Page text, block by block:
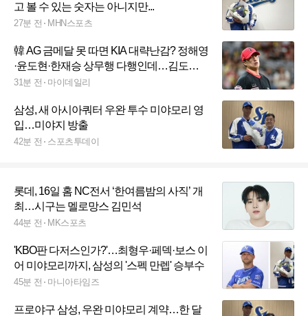
고 볼 수 있는 숫자는 아니지만...
27분 전 MHN스포츠
韓 AG 금메달 못 따면 KIA 대략난감? 정해영
·윤도현·한재승 상무행 다행인데…김도영
부터 미필자 수두룩
31분 전 마이데일리
삼성, 새 아시아쿼터 우완 투수 미야모리 영
입…미야지 방출
42분 전 스포츠투데이
롯데, 16일 홈 NC전서 ‘한여름밤의 사직’ 개
최…시구는 멜로망스 김민석
44분 전 MK스포츠
'KBO판 다저스인가?'…최형우·페덱·보스 이
어 미야모리까지, 삼성의 '스펙 만렙' 승부수
45분 전 마니아타임즈
프로야구 삼성, 우완 미야모리 계약…한 달